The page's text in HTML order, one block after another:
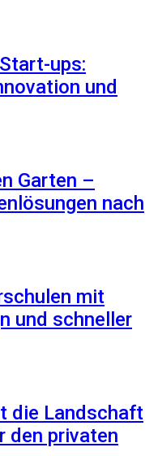
ups:
und
Garten –
nach
mit
und schneller
die Landschaft
den privaten